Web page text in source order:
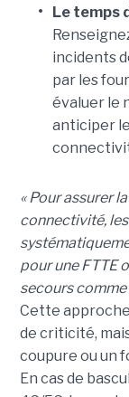
•
Le temps
incidents
par les
évaluer le
anticiper
« Pour assurer
connectivité,
pour une FTTE
secours comme
Cette
de criticité,
coupure ou un
En cas de